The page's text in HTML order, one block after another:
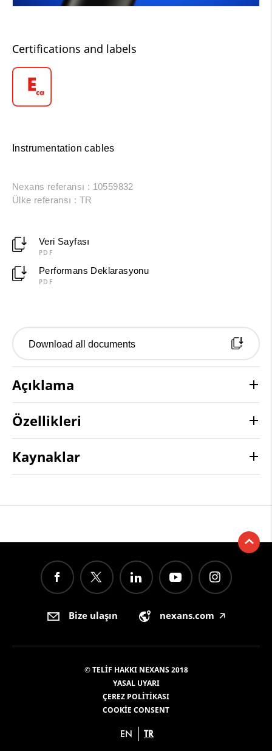
Certifications and labels
Instrumentation cables
Nexans referansı : 10559832
Ülke referansı : TR
Veri Sayfası
PDF
Performans Deklarasyonu
PDF
Download all documents
Açıklama
Özellikleri
Kaynaklar
Bize ulaşın nexans.com 🡥
© TELIF HAKKI NEXANS 2018
YASAL UYARI
ÇEREZ POLITIKASI
COOKIE CONSENT
EN TR